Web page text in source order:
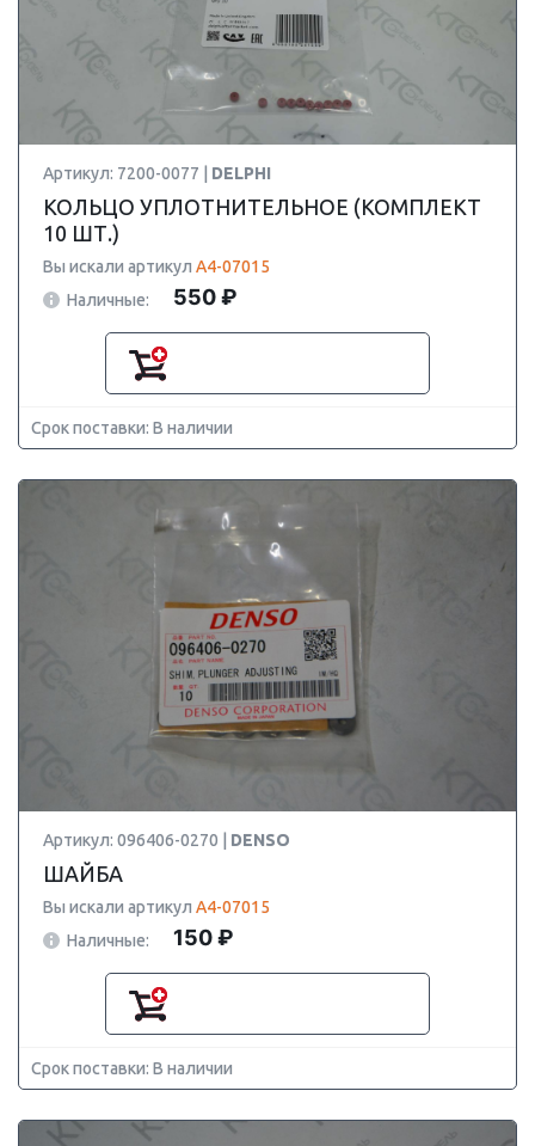
Артикул: 7200-0077 | DELPHI
КОЛЬЦО УПЛОТНИТЕЛЬНОЕ (КОМПЛЕКТ
10 ШТ.)
Вы искали артикул A4-07015
Наличные:
550 ₽
Срок поставки: В наличии
Артикул: 096406-0270 | DENSO
ШАЙБА
Вы искали артикул A4-07015
Наличные:
150 ₽
Срок поставки: В наличии